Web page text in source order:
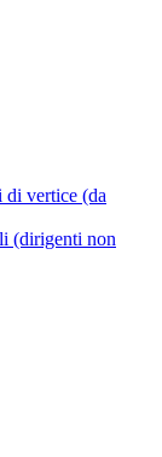
vertice (da
(dirigenti non